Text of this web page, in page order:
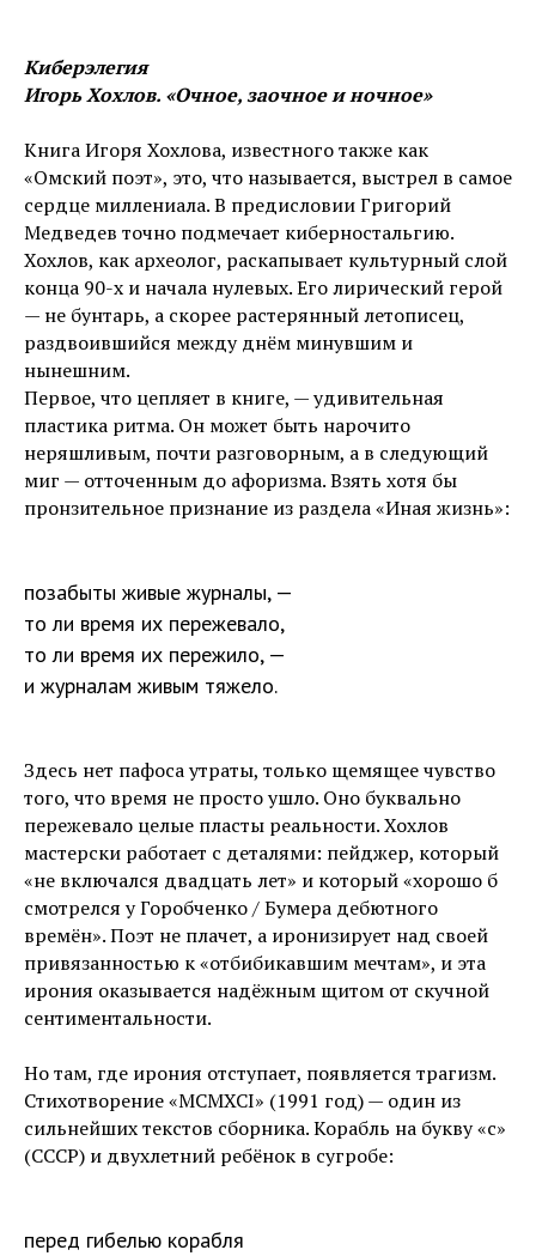
Киберэлегия
Игорь Хохлов. «Очное, заочное и ночное»
Книга Игоря Хохлова, известного также как
«Омский поэт», это, что называется, выстрел в самое
сердце миллениала. В предисловии Григорий
Медведев точно подмечает киберностальгию.
Хохлов, как археолог, раскапывает культурный слой
конца 90-х и начала нулевых. Его лирический герой
— не бунтарь, а скорее растерянный летописец,
раздвоившийся между днём минувшим и
нынешним.
Первое, что цепляет в книге, — удивительная
пластика ритма. Он может быть нарочито
неряшливым, почти разговорным, а в следующий
миг — отточенным до афоризма. Взять хотя бы
пронзительное признание из раздела «Иная жизнь»:
позабыты живые журналы, —
то ли время их пережевало,
то ли время их пережило, —
и журналам живым тяжело.
Здесь нет пафоса утраты, только щемящее чувство
того, что время не просто ушло. Оно буквально
пережевало целые пласты реальности. Хохлов
мастерски работает с деталями: пейджер, который
«не включался двадцать лет» и который «хорошо б
смотрелся у Горобченко / Бумера дебютного
времён». Поэт не плачет, а иронизирует над своей
привязанностью к «отбибикавшим мечтам», и эта
ирония оказывается надёжным щитом от скучной
сентиментальности.
Но там, где ирония отступает, появляется трагизм.
Стихотворение «MCMXCI» (1991 год) — один из
сильнейших текстов сборника. Корабль на букву «с»
(СССР) и двухлетний ребёнок в сугробе:
перед гибелью корабля